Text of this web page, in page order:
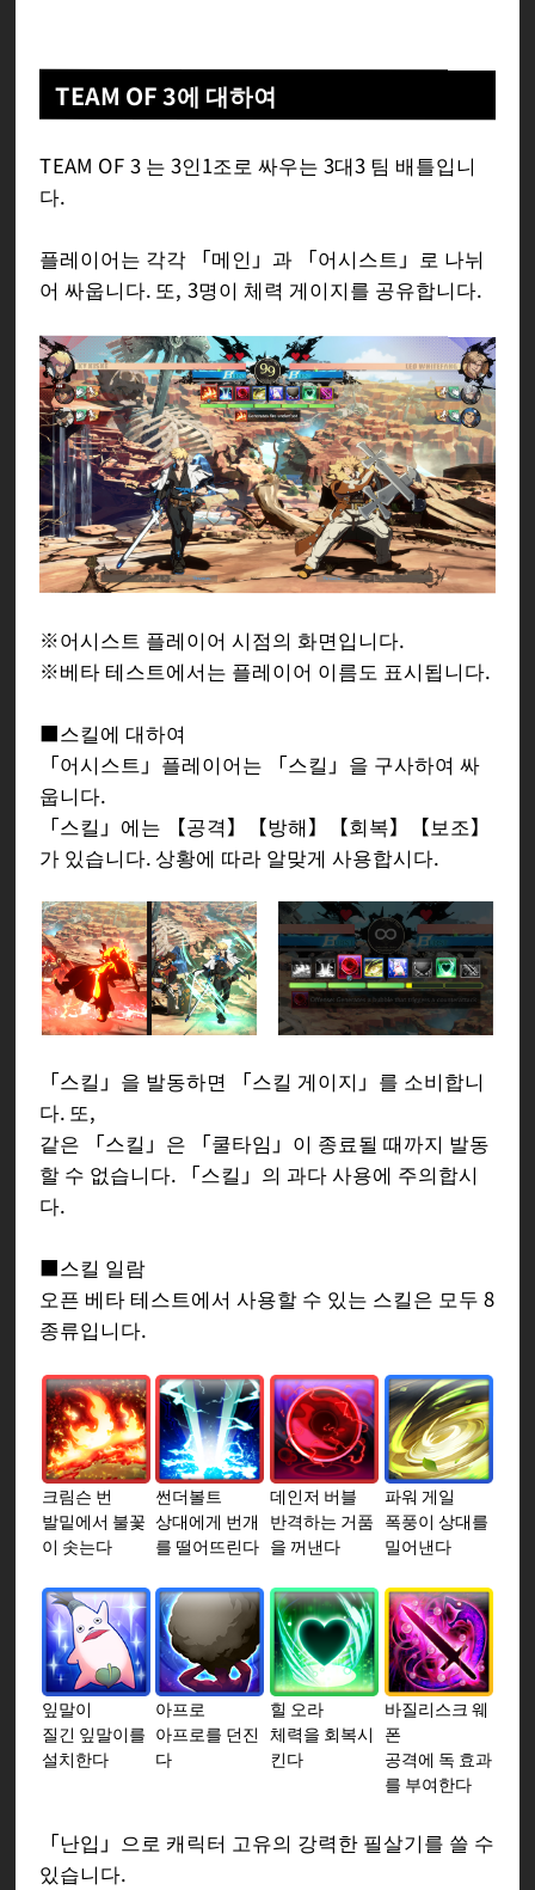
TEAM OF 3에 대하여
TEAM OF 3 는 3인1조로 싸우는 3대3 팀 배틀입니
다.
플레이어는 각각 「메인」과 「어시스트」로 나뉘
어 싸웁니다. 또, 3명이 체력 게이지를 공유합니다.
※어시스트 플레이어 시점의 화면입니다.
※베타 테스트에서는 플레이어 이름도 표시됩니다.
■스킬에 대하여
「어시스트」플레이어는 「스킬」을 구사하여 싸
웁니다.
「스킬」에는 【공격】【방해】【회복】【보조】
가 있습니다. 상황에 따라 알맞게 사용합시다.
「스킬」을 발동하면 「스킬 게이지」를 소비합니
다. 또,
같은 「스킬」은 「쿨타임」이 종료될 때까지 발동
할 수 없습니다. 「스킬」의 과다 사용에 주의합시
다.
■스킬 일람
오픈 베타 테스트에서 사용할 수 있는 스킬은 모두 8
종류입니다.
크림슨 번
발밑에서 불꽃
이 솟는다
썬더볼트
상대에게 번개
를 떨어뜨린다
데인저 버블
반격하는 거품
을 꺼낸다
파워 게일
폭풍이 상대를
밀어낸다
잎말이
질긴 잎말이를
설치한다
아프로
아프로를 던진
다
힐 오라
체력을 회복시
킨다
바질리스크 웨
폰
공격에 독 효과
를 부여한다
「난입」으로 캐릭터 고유의 강력한 필살기를 쓸 수
있습니다.